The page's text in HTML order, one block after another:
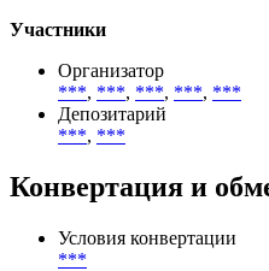
Участники
Организатор
***, ***, ***, ***, ***
Депозитарий
***, ***
Конвертация и
Условия конвертации
***